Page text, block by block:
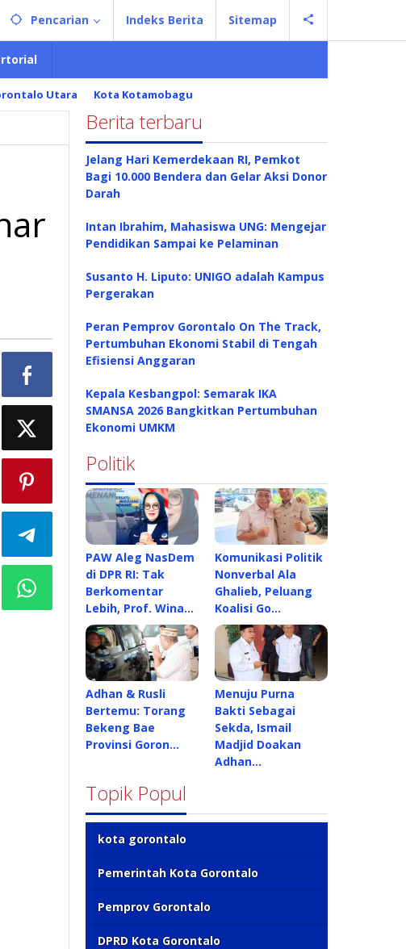
Pencarian Indeks Berita Sitemap
Utara Kota Kotamobagu
Berita terbaru
Jelang Hari Kemerdekaan RI, Pemkot
Bagi 10.000 Bendera dan Gelar Aksi Donor
Darah
Intan Ibrahim, Mahasiswa UNG: Mengejar
Pendidikan Sampai ke Pelaminan
Susanto H. Liputo: UNIGO adalah Kampus
Pergerakan
Peran Pemprov Gorontalo On The Track,
Pertumbuhan Ekonomi Stabil di Tengah
Efisiensi Anggaran
Kepala Kesbangpol: Semarak IKA
SMANSA 2026 Bangkitkan Pertumbuhan
Ekonomi UMKM
Politik
PAW Aleg NasDem
di DPR RI: Tak
Berkomentar
Lebih, Prof. Wina…
Komunikasi Politik
Nonverbal Ala
Ghalieb, Peluang
Koalisi Go…
Adhan & Rusli
Bertemu: Torang
Bekeng Bae
Provinsi Goron…
Menuju Purna
Bakti Sebagai
Sekda, Ismail
Madjid Doakan
Adhan…
Topik Popul
kota gorontalo
Pemerintah Kota Gorontalo
Pemprov Gorontalo
DPRD Kota Gorontalo